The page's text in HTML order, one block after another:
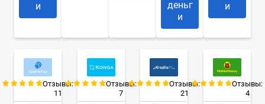
и
деньг
и
и
Отзывы:
11
Отзывы:
7
Отзывы:
21
Отзывы:
4